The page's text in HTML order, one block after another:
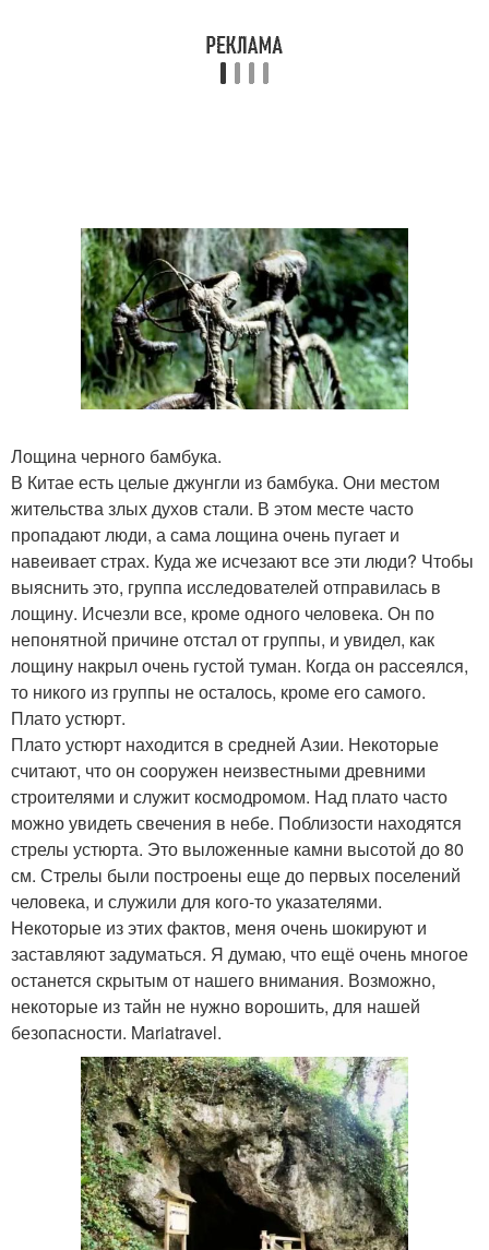
Лощина черного бамбука.
В Китае есть целые джунгли из бамбука. Они местом
жительства злых духов стали. В этом месте часто
пропадают люди, а сама лощина очень пугает и
навеивает страх. Куда же исчезают все эти люди? Чтобы
выяснить это, группа исследователей отправилась в
лощину. Исчезли все, кроме одного человека. Он по
непонятной причине отстал от группы, и увидел, как
лощину накрыл очень густой туман. Когда он рассеялся,
то никого из группы не осталось, кроме его самого.
Плато устюрт.
Плато устюрт находится в средней Азии. Некоторые
считают, что он сооружен неизвестными древними
строителями и служит космодромом. Над плато часто
можно увидеть свечения в небе. Поблизости находятся
стрелы устюрта. Это выложенные камни высотой до 80
см. Стрелы были построены еще до первых поселений
человека, и служили для кого-то указателями.
Некоторые из этих фактов, меня очень шокируют и
заставляют задуматься. Я думаю, что ещё очень многое
останется скрытым от нашего внимания. Возможно,
некоторые из тайн не нужно ворошить, для нашей
безопасности. Mariatravel.